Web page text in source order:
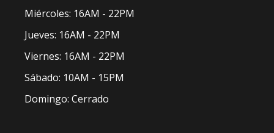
Miércoles: 16AM - 22PM
Jueves: 16AM - 22PM
Viernes: 16AM - 22PM
Sábado: 10AM - 15PM
Domingo: Cerrado